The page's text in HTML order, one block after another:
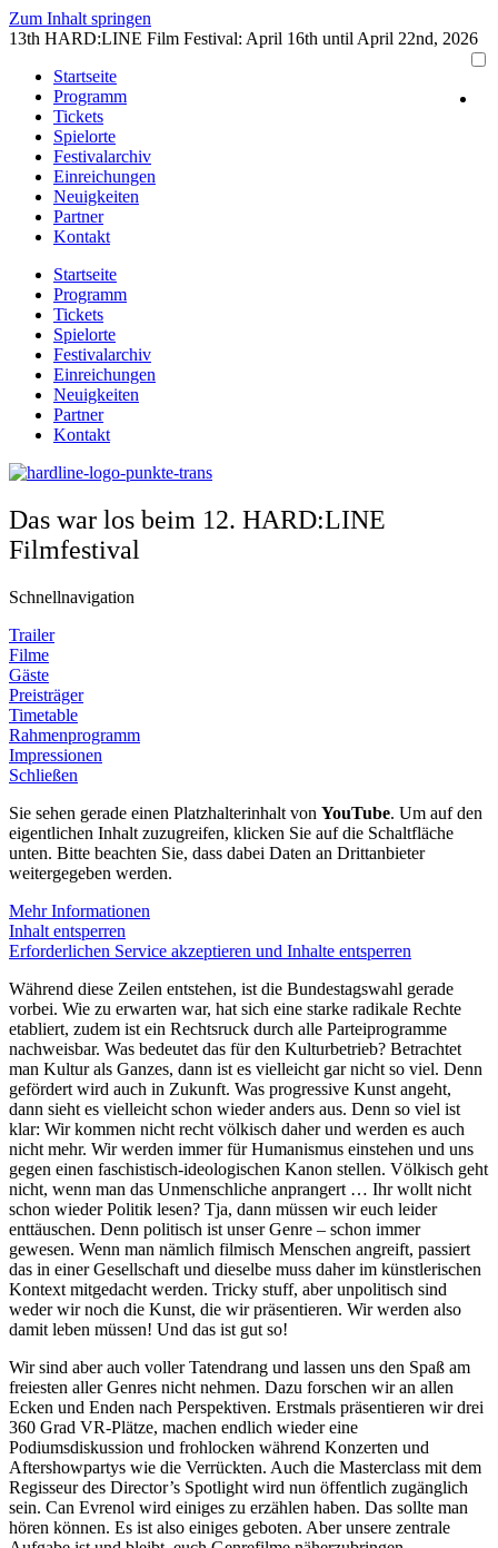
Zum Inhalt springen
13th HARD:LINE Film Festival: April 16th until April 22nd, 2026
Startseite
Programm
Tickets
Spielorte
Festivalarchiv
Einreichungen
Neuigkeiten
Partner
Kontakt
Startseite
Programm
Tickets
Spielorte
Festivalarchiv
Einreichungen
Neuigkeiten
Partner
Kontakt
Das war los beim 12. HARD:LINE
Filmfestival
Schnellnavigation
Trailer
Filme
Gäste
Preisträger
Timetable
Rahmenprogramm
Impressionen
Schließen
Sie sehen gerade einen Platzhalterinhalt von YouTube. Um auf den
eigentlichen Inhalt zuzugreifen, klicken Sie auf die Schaltfläche
unten. Bitte beachten Sie, dass dabei Daten an Drittanbieter
weitergegeben werden.
Mehr Informationen
Inhalt entsperren
Erforderlichen Service akzeptieren und Inhalte entsperren
Während diese Zeilen entstehen, ist die Bundestagswahl gerade
vorbei. Wie zu erwarten war, hat sich eine starke radikale Rechte
etabliert, zudem ist ein Rechtsruck durch alle Parteiprogramme
nachweisbar. Was bedeutet das für den Kulturbetrieb? Betrachtet
man Kultur als Ganzes, dann ist es vielleicht gar nicht so viel. Denn
gefördert wird auch in Zukunft. Was progressive Kunst angeht,
dann sieht es vielleicht schon wieder anders aus. Denn so viel ist
klar: Wir kommen nicht recht völkisch daher und werden es auch
nicht mehr. Wir werden immer für Humanismus einstehen und uns
gegen einen faschistisch-ideologischen Kanon stellen. Völkisch geht
nicht, wenn man das Unmenschliche anprangert … Ihr wollt nicht
schon wieder Politik lesen? Tja, dann müssen wir euch leider
enttäuschen. Denn politisch ist unser Genre – schon immer
gewesen. Wenn man nämlich filmisch Menschen angreift, passiert
das in einer Gesellschaft und dieselbe muss daher im künstlerischen
Kontext mitgedacht werden. Tricky stuff, aber unpolitisch sind
weder wir noch die Kunst, die wir präsentieren. Wir werden also
damit leben müssen! Und das ist gut so!
Wir sind aber auch voller Tatendrang und lassen uns den Spaß am
freiesten aller Genres nicht nehmen. Dazu forschen wir an allen
Ecken und Enden nach Perspektiven. Erstmals präsentieren wir drei
360 Grad VR-Plätze, machen endlich wieder eine
Podiumsdiskussion und frohlocken während Konzerten und
Aftershowpartys wie die Verrückten. Auch die Masterclass mit dem
Regisseur des Director’s Spotlight wird nun öffentlich zugänglich
sein. Can Evrenol wird einiges zu erzählen haben. Das sollte man
hören können. Es ist also einiges geboten. Aber unsere zentrale